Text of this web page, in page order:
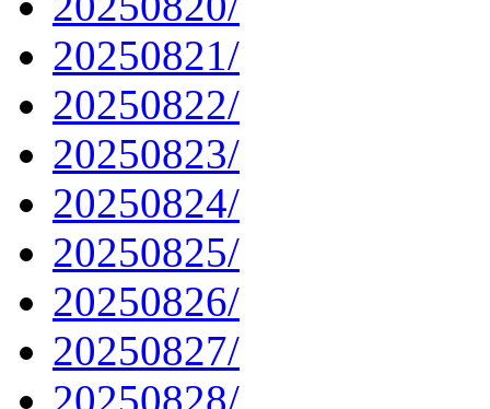
20250821/
20250822/
20250823/
20250824/
20250825/
20250826/
20250827/
20250828/